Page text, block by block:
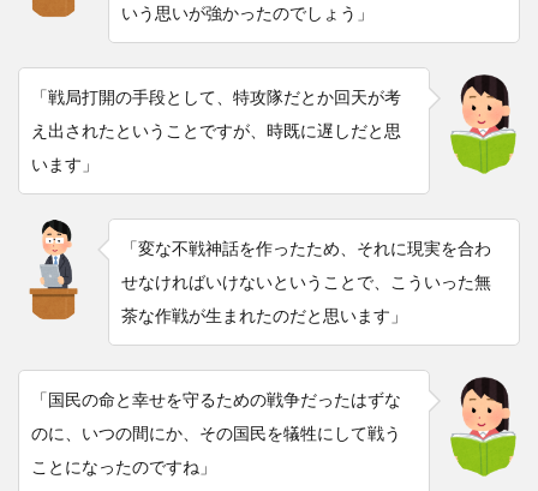
いう思いが強かったのでしょう」
「戦局打開の手段として、特攻隊だとか回天が考
え出されたということですが、時既に遅しだと思
います」
「変な不戦神話を作ったため、それに現実を合わ
せなければいけないということで、こういった無
茶な作戦が生まれたのだと思います」
「国民の命と幸せを守るための戦争だったはずな
のに、いつの間にか、その国民を犠牲にして戦う
ことになったのですね」